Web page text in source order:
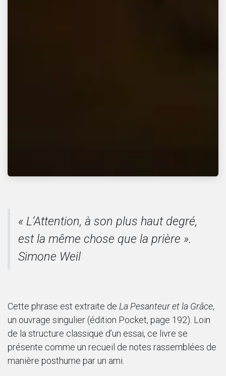
« L’Attention, à son plus haut degré,
est la même chose que la prière ».
Simone Weil
Cette phrase est extraite de La Pesanteur et la Grâce,
un ouvrage singulier (édition Pocket, page 192). Loin
de la structure classique d’un essai, ce livre se
présente comme un recueil de notes rassemblées de
manière posthume par un ami.